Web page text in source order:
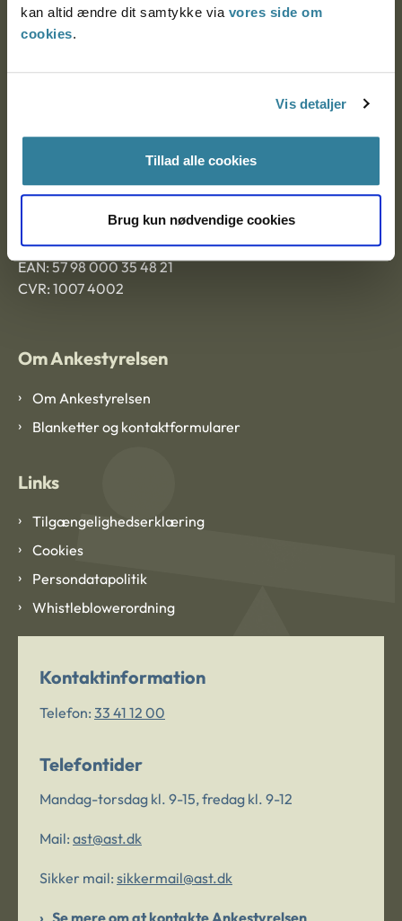
kan altid ændre dit samtykke via vores side om
cookies.
Vis detaljer
Tillad alle cookies
Brug kun nødvendige cookies
Postadresse:
9000 Aalborg
Ankestyrelsen København
EAN: 57 98 000 35 48 21
CVR: 1007 4002
Om Ankestyrelsen
Om Ankestyrelsen
Blanketter og kontaktformularer
Links
Tilgængelighedserklæring
Cookies
Persondatapolitik
Whistleblowerordning
Kontaktinformation
Telefon: 33 41 12 00
Telefontider
Mandag-torsdag kl. 9-15, fredag kl. 9-12
Mail: ast@ast.dk
Sikker mail: sikkermail@ast.dk